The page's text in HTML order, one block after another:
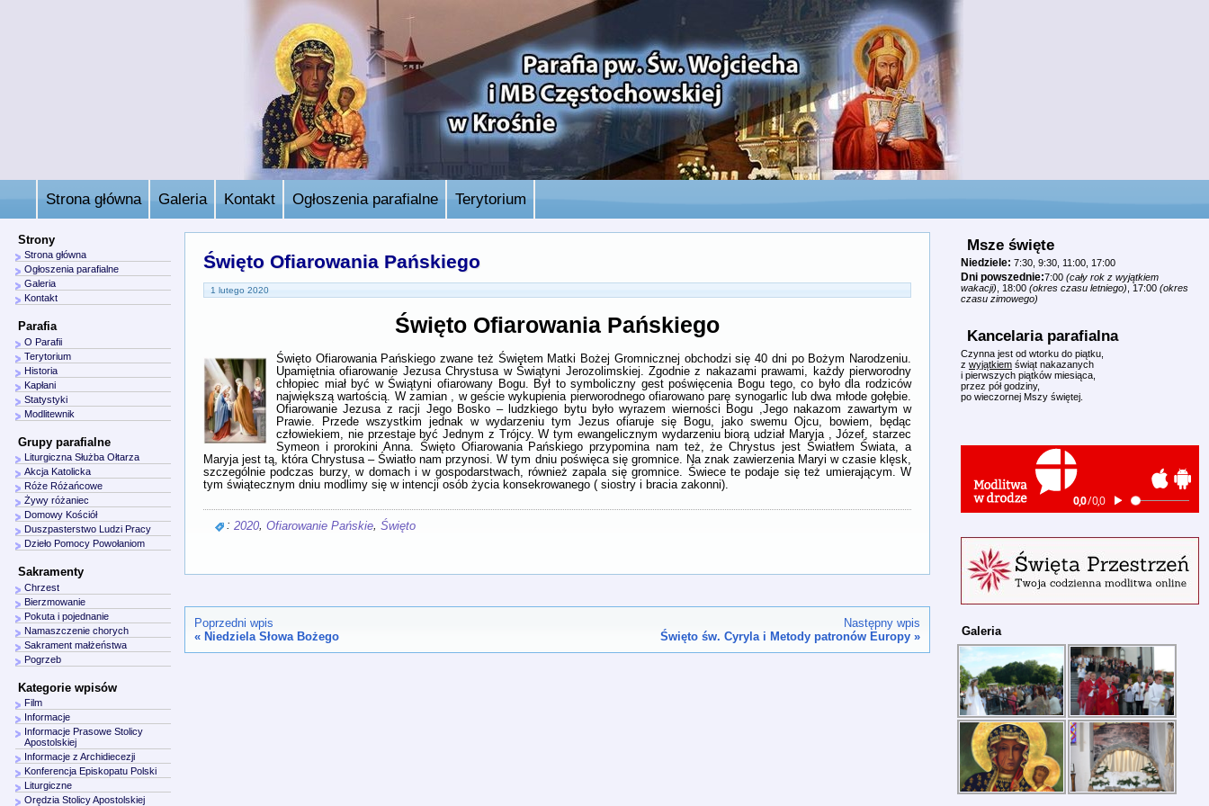
Strona główna Galeria Kontakt Ogłoszenia parafialne Terytorium
Święto Ofiarowania Pańskiego
1 lutego 2020
Święto Ofiarowania Pańskiego
Święto Ofiarowania Pańskiego zwane też Świętem Matki Bożej Gromnicznej obchodzi się 40 dni po Bożym Narodzeniu.
Upamiętnia ofiarowanie Jezusa Chrystusa w Świątyni Jerozolimskiej. Zgodnie z nakazami prawami, każdy pierworodny
chłopiec miał być w Świątyni ofiarowany Bogu. Był to symboliczny gest poświęcenia Bogu tego, co było dla rodziców
największą wartością. W zamian , w geście wykupienia pierworodnego ofiarowano parę synogarlic lub dwa młode gołębie.
Ofiarowanie Jezusa z racji Jego Bosko – ludzkiego bytu było wyrazem wierności Bogu ,Jego nakazom zawartym w
Prawie. Przede wszystkim jednak w wydarzeniu tym Jezus ofiaruje się Bogu, jako swemu Ojcu, bowiem, będąc
człowiekiem, nie przestaje być Jednym z Trójcy. W tym ewangelicznym wydarzeniu biorą udział Maryja , Józef, starzec
Symeon i prorokini Anna. Święto Ofiarowania Pańskiego przypomina nam też, że Chrystus jest Światłem Świata, a
Maryja jest tą, która Chrystusa – Światło nam przynosi. W tym dniu poświęca się gromnice. Na znak zawierzenia Maryi w czasie klęsk,
szczególnie podczas burzy, w domach i w gospodarstwach, również zapala się gromnice. Świece te podaje się też umierającym. W
tym świątecznym dniu modlimy się w intencji osób życia konsekrowanego ( siostry i bracia zakonni).
: 2020 Ofiarowanie Pańskie Święto
Poprzedni wpis
« Niedziela Słowa Bożego
Następny wpis
Święto św. Cyryla i Metody patronów Europy »
Strony
Strona główna
Ogłoszenia parafialne
Galeria
Kontakt
Parafia
O Parafii
Terytorium
Historia
Kapłani
Statystyki
Modlitewnik
Grupy parafialne
Liturgiczna Służba Ołtarza
Akcja Katolicka
Róże Różańcowe
Żywy różaniec
Domowy Kościół
Duszpasterstwo Ludzi Pracy
Dzieło Pomocy Powołaniom
Sakramenty
Chrzest
Bierzmowanie
Pokuta i pojednanie
Namaszczenie chorych
Sakrament małżeństwa
Pogrzeb
Kategorie wpisów
Film
Informacje
Informacje Prasowe Stolicy
Apostolskiej
Informacje z Archidiecezji
Konferencja Episkopatu Polski
Liturgiczne
Orędzia Stolicy Apostolskiej
Msze święte
Niedziele: 7:30, 9:30, 11:00, 17:00
Dni powszednie:7:00 (cały rok z wyjątkiem
wakacji) , 18:00 (okres czasu letniego) , 17:00 (okres
czasu zimowego)
Kancelaria parafialna
Czynna jest od wtorku do piątku,
z wyjątkiem świąt nakazanych
i pierwszych piątków miesiąca,
przez pół godziny,
po wieczornej Mszy świętej.
Galeria